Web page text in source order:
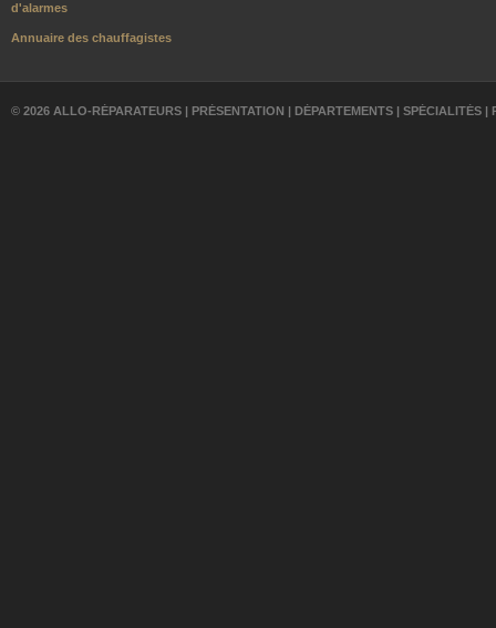
d'alarmes
Annuaire des chauffagistes
© 2026 ALLO-RÉPARATEURS | PRÉSENTATION | DÉPARTEMENTS | SPÉCIALITÉS |